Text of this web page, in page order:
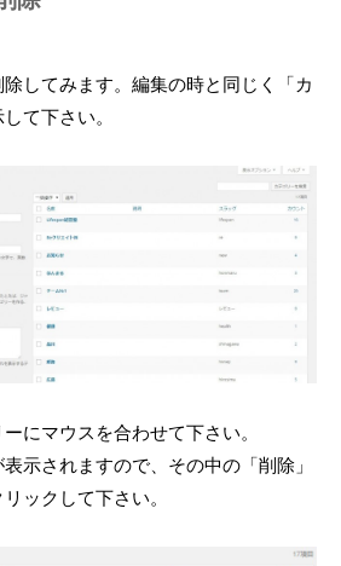
してみます。編集の時と同じく「カ
て下さい。
にマウスを合わせて下さい。
示されますので、その中の「削除」
ックして下さい。